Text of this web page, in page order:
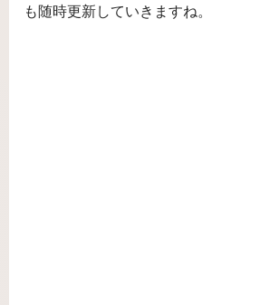
も随時更新していきますね。